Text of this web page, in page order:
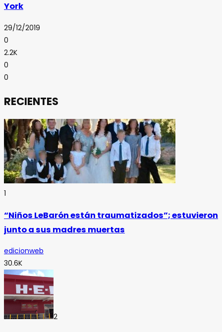
York
29/12/2019
0
2.2K
0
0
RECIENTES
1
“Niños LeBarón están traumatizados”; estuvieron
junto a sus madres muertas
edicionweb
30.6K
2